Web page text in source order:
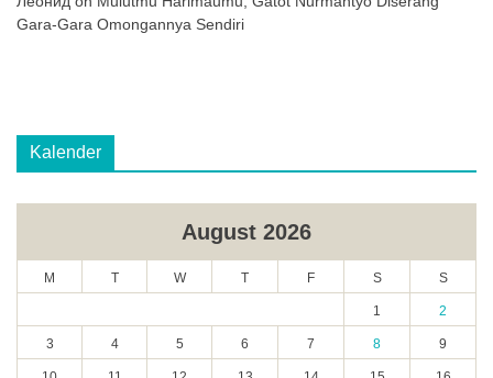
Gara-Gara Omongannya Sendiri
Kalender
August 2026
M T W T F S S
1 2
3 4 5 6 7 8 9